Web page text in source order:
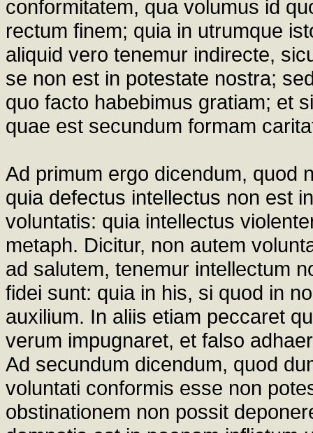
conformitatem, qua volumus id
rectum finem; quia in utrumque
aliquid vero tenemur indirecte,
se non est in potestate nostra;
quo facto habebimus gratiam; et
quae est secundum formam
Ad primum ergo dicendum, quod
quia defectus intellectus non est
voluntatis: quia intellectus
metaph. Dicitur, non autem
ad salutem, tenemur intellectum
fidei sunt: quia in his, si quod in
auxilium. In aliis etiam peccaret
verum impugnaret, et falso
Ad secundum dicendum, quod
voluntati conformis esse non
obstinationem non possit